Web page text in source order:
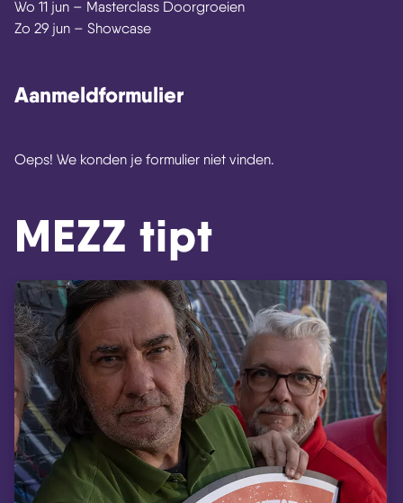
Wo 11 jun – Masterclass Doorgroeien
Zo 29 jun – Showcase
Aanmeldformulier
Oeps! We konden je formulier niet vinden.
MEZZ tipt